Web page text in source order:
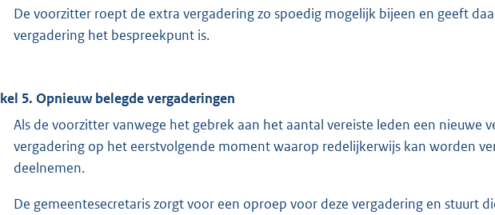
De voorzitter roept de extra vergadering zo spoedig mogelijk bijeen en geeft
vergadering het bespreekpunt is.
5. Opnieuw belegde vergaderingen
Als de voorzitter vanwege het gebrek aan het aantal vereiste leden een nieuwe
vergadering op het eerstvolgende moment waarop redelijkerwijs kan worden
deelnemen.
De gemeentesecretaris zorgt voor een oproep voor deze vergadering en stuurt